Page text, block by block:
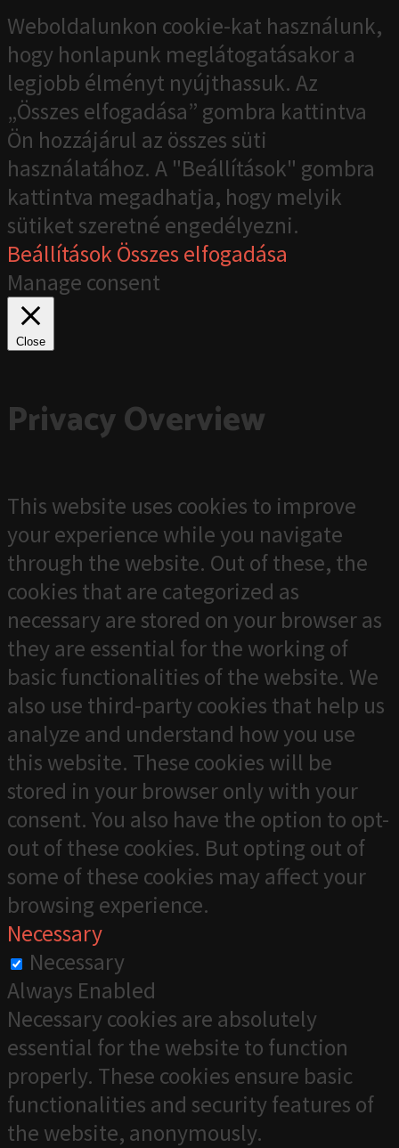
Weboldalunkon cookie-kat használunk,
hogy honlapunk meglátogatásakor a
legjobb élményt nyújthassuk. Az
„Összes elfogadása” gombra kattintva
Ön hozzájárul az összes süti
használatához. A "Beállítások" gombra
kattintva megadhatja, hogy melyik
sütiket szeretné engedélyezni.
BeállításokÖsszes elfogadása
Manage consent
Close
Privacy Overview
This website uses cookies to improve
your experience while you navigate
through the website. Out of these, the
cookies that are categorized as
necessary are stored on your browser as
they are essential for the working of
basic functionalities of the website. We
also use third-party cookies that help us
analyze and understand how you use
this website. These cookies will be
stored in your browser only with your
consent. You also have the option to opt-
out of these cookies. But opting out of
some of these cookies may affect your
browsing experience.
Necessary
Necessary
Always Enabled
Necessary cookies are absolutely
essential for the website to function
properly. These cookies ensure basic
functionalities and security features of
the website, anonymously.